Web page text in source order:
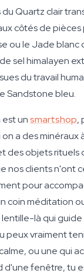
du Quartz clair
côtés de pièces
ou le Jade blanc
sel himalayen
du travail
Sandstone bleu.
unsmartshop,
a des minéraux
des objets rituels
nos clients n'ont
pour
coin méditation
là qui guide
peux vraiment
ou une qui
d'une fenêtre, tu